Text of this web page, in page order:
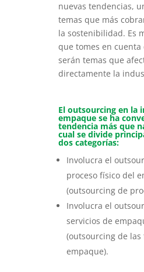
nuevas tendencias,
temas que más
la sostenibilidad. Es
que tomes en cuenta
serán temas que
directamente la
El outsourcing en la
empaque se ha
tendencia más que
cual se divide
dos categorías:
Involucra el
proceso físico del
(outsourcing de
Involucra el
servicios de
(outsourcing de las
empaque).